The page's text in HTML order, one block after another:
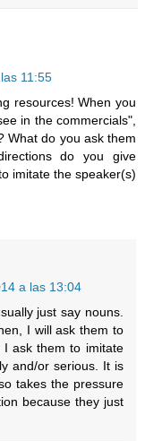
11:55
resources! When you
in the commercials",
What do you ask them
do you give
imitate the speaker(s)
a las 13:04
just say nouns.
I will ask them to
I ask them to imitate
and/or serious. It is
takes the pressure
because they just